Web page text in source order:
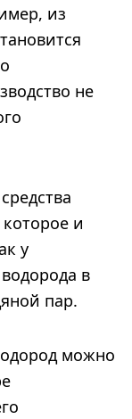
из
не
и
у
в
пар.
можно